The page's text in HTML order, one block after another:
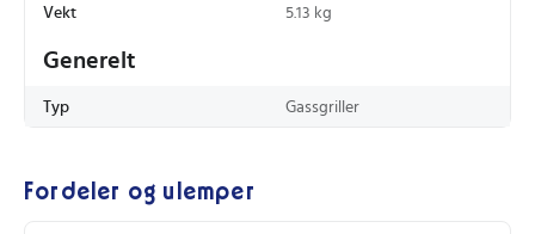
Vekt 5.13 kg
Generelt
Typ Gassgriller
Fordeler og ulemper